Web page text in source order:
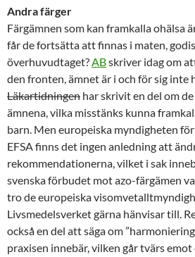
Andra färger
Färgämnen som kan framkalla ohälsa
får de fortsätta att finnas i maten,
överhuvudtaget?ABskriver idag om
den fronten, ämnet är i och för sig inte
Läkartidningen har skrivit en del om
ämnena, vilka misstänks kunna
barn. Men europeiska myndigheten
EFSA finns det ingen anledning att
rekommendationerna, vilket i sak
svenska förbudet mot azo-färgämen
tro de europeiska
Livsmedelsverket gärna hänvisar till.
också en del att säga om
praxisen innebär, vilken går tvärs